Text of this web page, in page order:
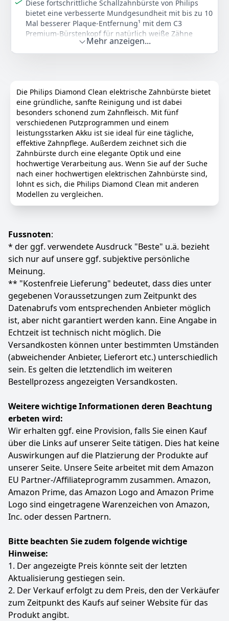
Zahnersatz (Füllungen, Kronen, Veneers) verwendet
werden, sofern diese richtig haften und nicht
beschädigt sind.
Hersteller
UVP:219,99 € -36%
Anzeigen
Diese fortschrittliche Schallzahnbürste von Philips
bietet eine verbesserte Mundgesundheit mit bis zu 10
Mal besserer Plaque-Entfernung¹ mit dem C3
Premium-Bürstenkopf für natürlich weiße Zähne
Personalisieren Sie Ihr Zahnputzerlebnis mit dieser
elektrischen Zahnbürste: Wählen Sie aus 4 Putzmodi
Sicher und sanft: Wenn Sie zu viel Druck ausüben,
pulsiert das Handstück leicht und erinnert Sie daran,
den Druck zu verringern, wodurch Zähne und
Zahnfleisch geschützt werden
Perfektionieren Sie Ihre Putzroutine: Verbinden Sie
Ihre Zahnbürste mit der Philips Sonicare App, um
Coaching und Fortschrittsberichte zu erhalten
Die von Zahnarztpraxen am häufigsten empfohlene
Schallzahnbürstenmarke weltweit²: Profitieren Sie von
der Expertise von Philips, um Zähne und Zahnfleisch
optimal zu pflegen
Das Set enthält 2 DiamondClean 9000 elektrische
Verpackung kann variieren.
Farbe Hersteller Gewicht
White & White PHILIPS
199 99 €
UVP:299,00 € -33%
Anzeigen
Mehr anzeigen...
Die Philips Diamond Clean elektrische Zahnbürste bietet
eine gründliche, sanfte Reinigung und ist dabei
besonders schonend zum Zahnfleisch. Mit fünf
verschiedenen Putzprogrammen und einem
leistungsstarken Akku ist sie ideal für eine tägliche,
effektive Zahnpflege. Außerdem zeichnet sich die
Zahnbürste durch eine elegante Optik und eine
hochwertige Verarbeitung aus. Wenn Sie auf der Suche
nach einer hochwertigen elektrischen Zahnbürste sind,
lohnt es sich, die Philips Diamond Clean mit anderen
Modellen zu vergleichen.
Fussnoten:
* der ggf. verwendete Ausdruck "Beste" u.ä. bezieht
sich nur auf unsere ggf. subjektive persönliche
Meinung.
** "Kostenfreie Lieferung" bedeutet, dass dies unter
gegebenen Voraussetzungen zum Zeitpunkt des
Datenabrufs vom entsprechenden Anbieter möglich
ist, aber nicht garantiert werden kann. Eine Angabe in
Echtzeit ist technisch nicht möglich. Die
Versandkosten können unter bestimmten Umständen
(abweichender Anbieter, Lieferort etc.) unterschiedlich
sein. Es gelten die letztendlich im weiteren
Bestellprozess angezeigten Versandkosten.
Weitere wichtige Informationen deren Beachtung
erbeten wird:
Wir erhalten ggf. eine Provision, falls Sie einen Kauf
über die Links auf unserer Seite tätigen. Dies hat keine
Auswirkungen auf die Platzierung der Produkte auf
unserer Seite. Unsere Seite arbeitet mit dem Amazon
EU Partner-/Affiliateprogramm zusammen. Amazon,
Amazon Prime, das Amazon Logo and Amazon Prime
Logo sind eingetragene Warenzeichen von Amazon,
Inc. oder dessen Partnern.
Bitte beachten Sie zudem folgende wichtige
Hinweise:
1. Der angezeigte Preis könnte seit der letzten
Aktualisierung gestiegen sein.
2. Der Verkauf erfolgt zu dem Preis, den der Verkäufer
zum Zeitpunkt des Kaufs auf seiner Website für das
Produkt angibt.